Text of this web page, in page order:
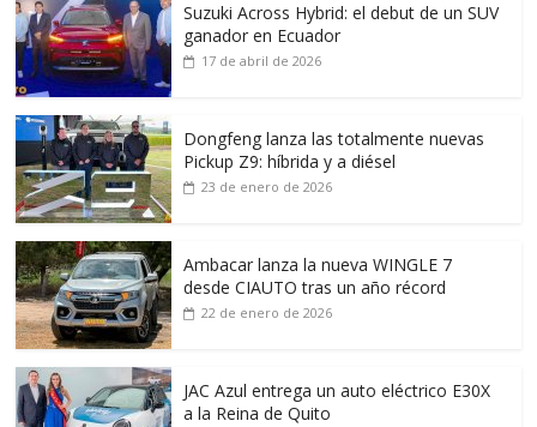
Suzuki Across Hybrid: el debut de un SUV
ganador en Ecuador
17 de abril de 2026
Dongfeng lanza las totalmente nuevas
Pickup Z9: híbrida y a diésel
23 de enero de 2026
Ambacar lanza la nueva WINGLE 7
desde CIAUTO tras un año récord
22 de enero de 2026
JAC Azul entrega un auto eléctrico E30X
a la Reina de Quito